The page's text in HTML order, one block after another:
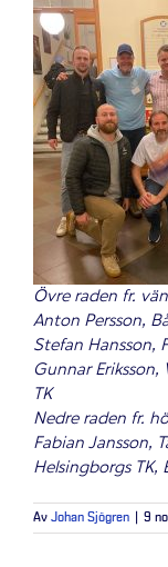
Övre raden fr.
Anton Persson,
Stefan Hansson,
Gunnar Eriksson,
TK
Nedre raden fr.
Fabian Jansson,
Helsingborgs TK,
Av Johan Sjögren 9